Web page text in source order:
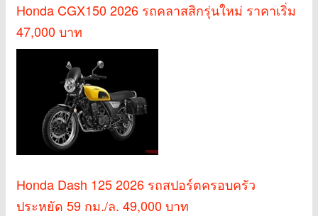
Honda CGX150 2026 รถคลาสสิกรุ่นใหม่ ราคาเริ่ม
47,000 บาท
Honda Dash 125 2026 รถสปอร์ตครอบครัว
ประหยัด 59 กม./ล. 49,000 บาท